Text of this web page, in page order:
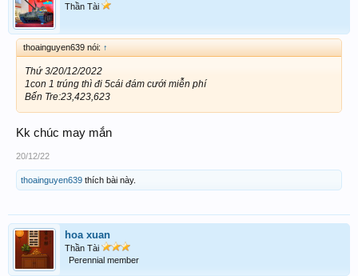
Thần Tài
thoainguyen639 nói: ↑
Thứ 3/20/12/2022
1con 1 trúng thì đi 5cái đám cưới miễn phí
Bến Tre:23,423,623
Kk chúc may mắn
20/12/22
thoainguyen639 thích bài này.
hoa xuan
Thần Tài
Perennial member